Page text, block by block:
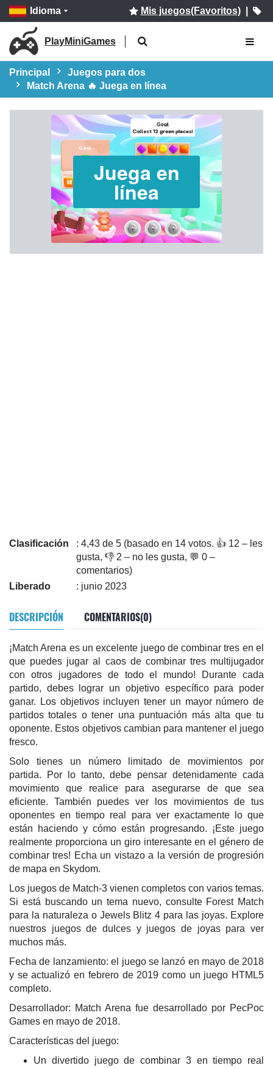
Idioma Mis juegos(Favoritos)|
PlayMiniGames
Principal
Juegos para dos
Match Arena 🔥 Juega en línea
Juega en
línea
Clasificación
: 4,43 de 5 (basado en 14 votos. 👍 12 – les
gusta, 👎 2 – no les gusta, 💬 0 –
comentarios)
Liberado
: junio 2023
DESCRIPCIÓN COMENTARIOS(0)
¡Match Arena es un excelente juego de combinar tres en el
que puedes jugar al caos de combinar tres multijugador
con otros jugadores de todo el mundo! Durante cada
partido, debes lograr un objetivo específico para poder
ganar. Los objetivos incluyen tener un mayor número de
partidos totales o tener una puntuación más alta que tu
oponente. Estos objetivos cambian para mantener el juego
fresco.
Solo tienes un número limitado de movimientos por
partida. Por lo tanto, debe pensar detenidamente cada
movimiento que realice para asegurarse de que sea
eficiente. También puedes ver los movimientos de tus
oponentes en tiempo real para ver exactamente lo que
están haciendo y cómo están progresando. ¡Este juego
realmente proporciona un giro interesante en el género de
combinar tres! Echa un vistazo a la versión de progresión
de mapa en Skydom.
Los juegos de Match-3 vienen completos con varios temas.
Si está buscando un tema nuevo, consulte Forest Match
para la naturaleza o Jewels Blitz 4 para las joyas. Explore
nuestros juegos de dulces y juegos de joyas para ver
muchos más.
Fecha de lanzamiento: el juego se lanzó en mayo de 2018
y se actualizó en febrero de 2019 como un juego HTML5
completo.
Desarrollador: Match Arena fue desarrollado por PecPoc
Games en mayo de 2018.
Características del juego:
Un divertido juego de combinar 3 en tiempo real